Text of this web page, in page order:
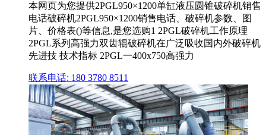
本网页为您提供2PGL950×1200单缸液压圆锥破碎机销售
电话破碎机2PGL950×1200销售电话、破碎机参数、图
片、价格表()等信息,是您选购1 2PGL破碎机工作原理
2PGL系列高强力双齿辊破碎机在广泛吸收国内外破碎机
先进技 技术指标 2PGL一400x750高强力
联系电话: 180 3780 8511